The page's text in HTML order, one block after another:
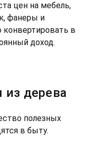
цен на мебель,
фанеры и
в
доход.
дерева
полезных
в быту.